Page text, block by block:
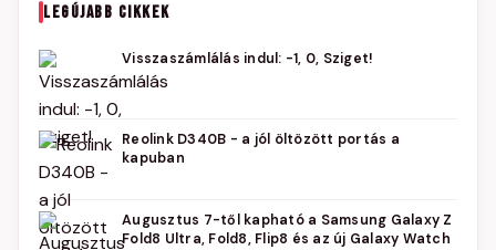
LEGÚJABB CIKKEK
Visszaszámlálás indul: -1, 0, Sziget!
Reolink D340B - a jól öltözött portás a
kapuban
Augusztus 7-től kapható a Samsung Galaxy Z
Fold8 Ultra, Fold8, Flip8 és az új Galaxy Watch